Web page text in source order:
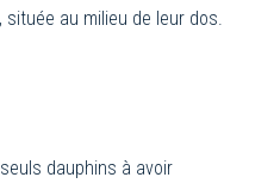
au milieu de leur dos.
dauphins à avoir